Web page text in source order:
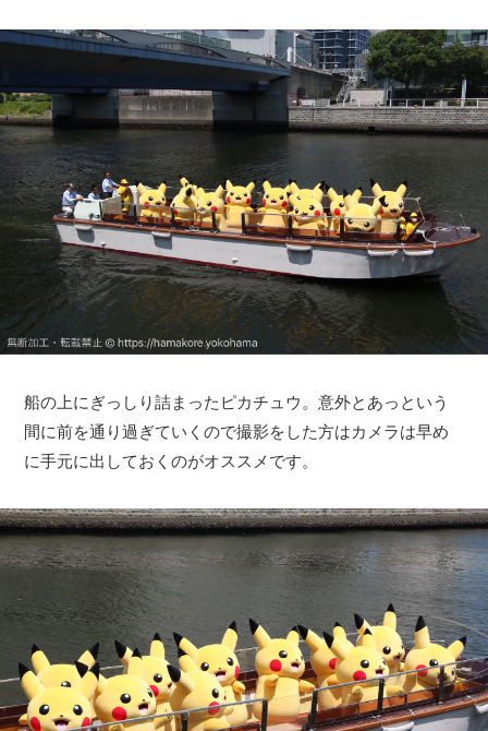
船の上にぎっしり詰まったピカチュウ。意外とあっという
間に前を通り過ぎていくので撮影をした方はカメラは早め
に手元に出しておくのがオススメです。